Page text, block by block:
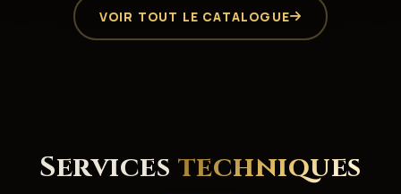
VOIR TOUT LE CATALOGUE
Services techniques